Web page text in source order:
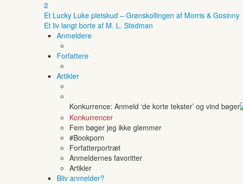
2
Et Lucky Luke pletskud – Grønskollingen af Morris & Gosinny
Et liv langt borte af M. L. Stedman
Anmeldere
Forfattere
Artikler
Konkurrence: Anmeld ‘de korte tekster’ og vind bøger
Konkurrencer
Fem bøger jeg ikke glemmer
#Bookporn
Forfatterportræt
Anmeldernes favoritter
Artikler
Bliv anmelder?